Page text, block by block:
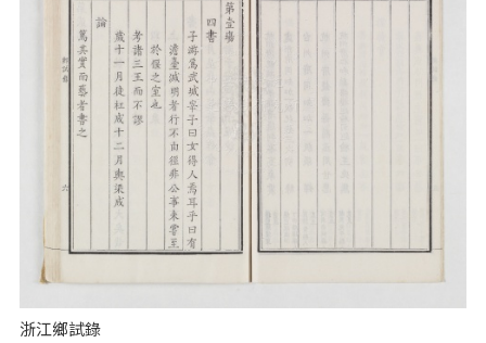
浙江鄉試錄